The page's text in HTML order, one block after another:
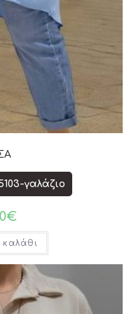
γαλάζιο
€